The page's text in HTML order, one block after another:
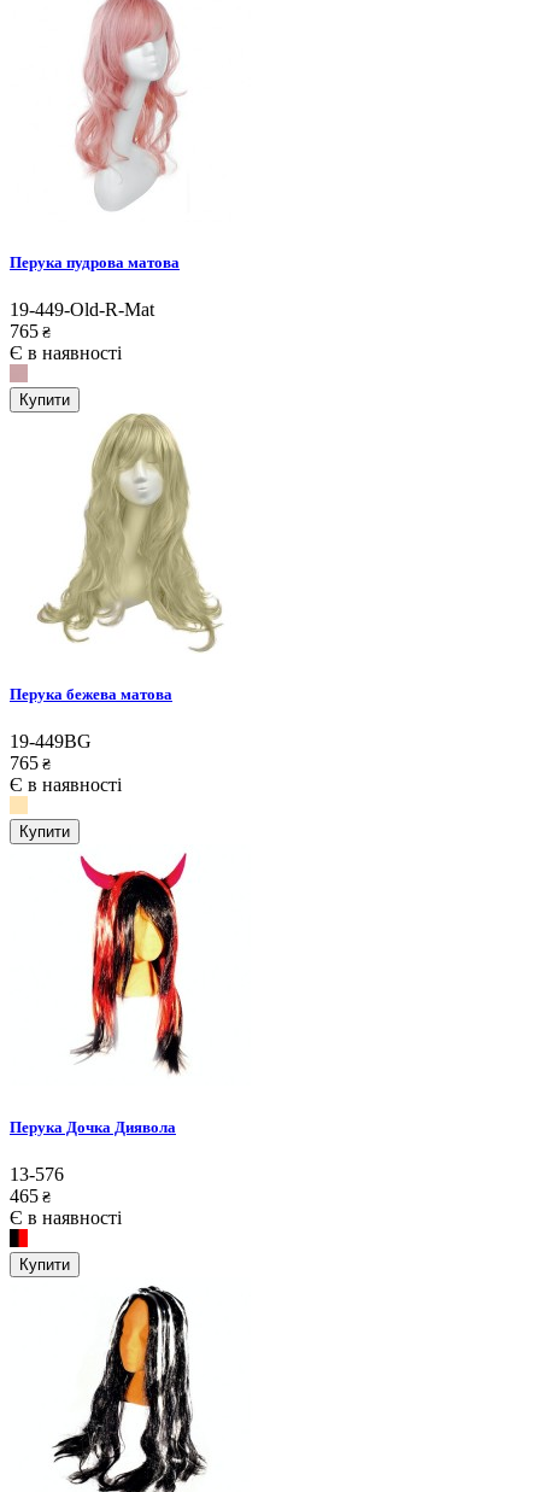
Перука пудрова матова
19-449-Old-R-Mat
765 ₴
Є в наявності
Купити
Перука бежева матова
19-449BG
765 ₴
Є в наявності
Купити
Перука Дочка Диявола
13-576
465 ₴
Є в наявності
Купити